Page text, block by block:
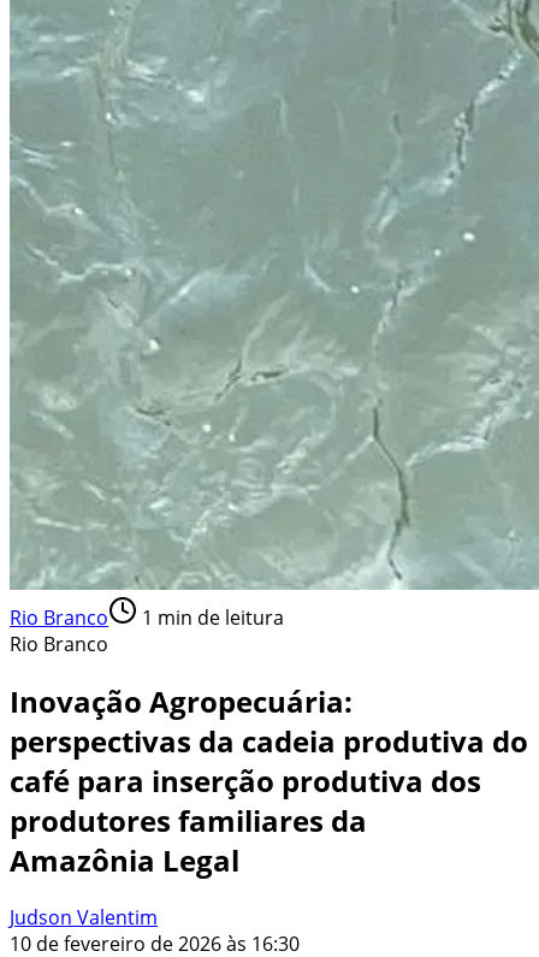
Rio Branco 1 min de leitura
Rio Branco
Inovação Agropecuária:
perspectivas da cadeia produtiva do
café para inserção produtiva dos
produtores familiares da
Amazônia Legal
Judson Valentim
10 de fevereiro de 2026 às 16:30